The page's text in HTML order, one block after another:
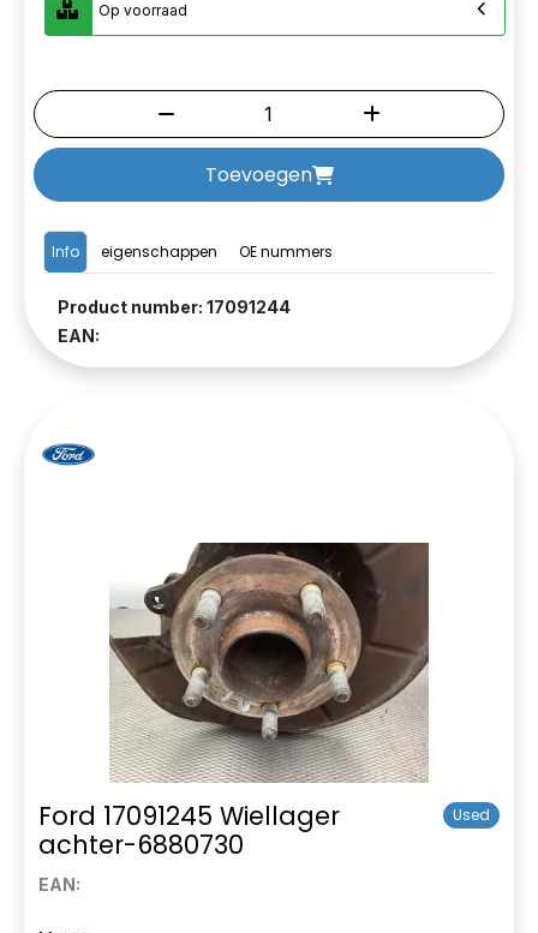
Info eigenschappen OE nummers
Product number: 17091244
EAN:
Op voorraad
Toevoegen
Ford 17091245 Wiellager
achter-6880730
Used
EAN: